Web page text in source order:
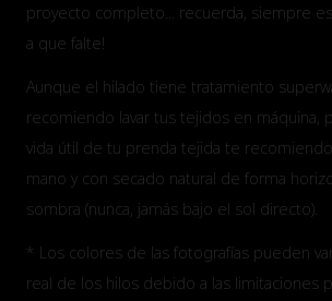
proyecto completo... recuerda, siempre
a que falte!
Aunque el hilado tiene tratamiento
recomiendo lavar tus tejidos en máquina,
vida útil de tu prenda tejida te
mano y con secado natural de forma
sombra (nunca, jamás bajo el sol directo).
* Los colores de las fotografías pueden
real de los hilos debido a las limitaciones